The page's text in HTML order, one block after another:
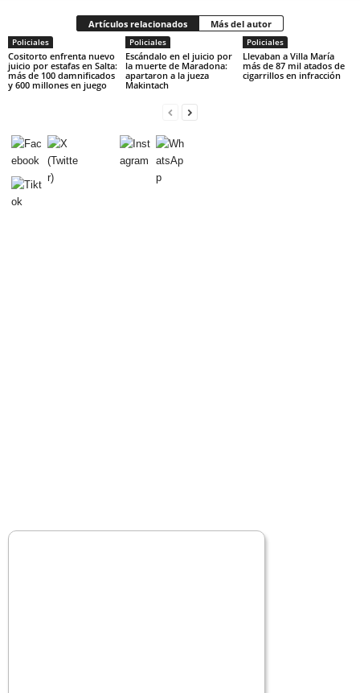
Artículos relacionados Más del autor
Policiales
Cositorto enfrenta nuevo
juicio por estafas en Salta:
más de 100 damnificados
y 600 millones en juego
Policiales
Escándalo en el juicio por
la muerte de Maradona:
apartaron a la jueza
Makintach
Policiales
Llevaban a Villa María
más de 87 mil atados de
cigarrillos en infracción